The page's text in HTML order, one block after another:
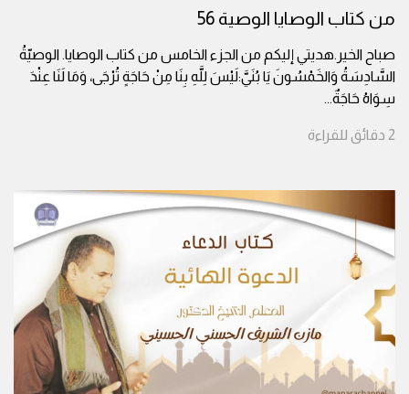
من كتاب الوصايا الوصية 56
صباح الخير.هديتي إليكم من الجزء الخامس من كتاب الوصايا. الوصيّةُ
السَّادِسَةُ وَالخَمْسُونَ يَا بُنَيَّ:لَيْسَ لِلَّهِ بِنَا مِنْ حَاجَةٍ تُرْجَى، وَمَا لَنَا عِنْدَ
سِوَاهُ حَاجَةٌ...
2 دقائق للقراءة